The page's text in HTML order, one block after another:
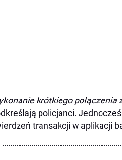
krótkiego
policjanci.
transakcji w aplikacji